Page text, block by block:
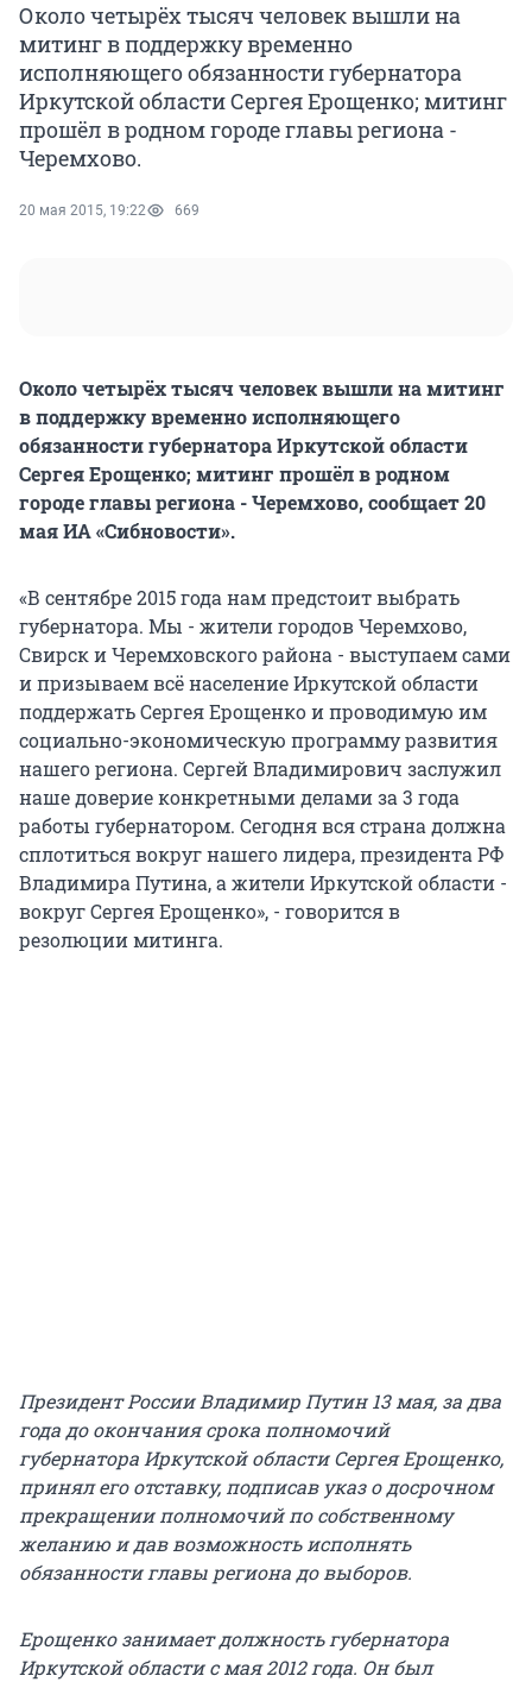
Около четырёх тысяч человек вышли на
митинг в поддержку временно
исполняющего обязанности губернатора
Иркутской области Сергея Ерощенко; митинг
прошёл в родном городе главы региона -
Черемхово.
20 мая 2015, 19:22 669
Около четырёх тысяч человек вышли на митинг
в поддержку временно исполняющего
обязанности губернатора Иркутской области
Сергея Ерощенко; митинг прошёл в родном
городе главы региона - Черемхово, сообщает 20
мая ИА «Сибновости».
«В сентябре 2015 года нам предстоит выбрать
губернатора. Мы - жители городов Черемхово,
Свирск и Черемховского района - выступаем сами
и призываем всё население Иркутской области
поддержать Сергея Ерощенко и проводимую им
социально-экономическую программу развития
нашего региона. Сергей Владимирович заслужил
наше доверие конкретными делами за 3 года
работы губернатором. Сегодня вся страна должна
сплотиться вокруг нашего лидера, президента РФ
Владимира Путина, а жители Иркутской области -
вокруг Сергея Ерощенко», - говорится в
резолюции митинга.
Президент России Владимир Путин 13 мая, за два
года до окончания срока полномочий
губернатора Иркутской области Сергея Ерощенко,
принял его отставку, подписав указ о досрочном
прекращении полномочий по собственному
желанию и дав возможность исполнять
обязанности главы региона до выборов.
Ерощенко занимает должность губернатора
Иркутской области с мая 2012 года. Он был